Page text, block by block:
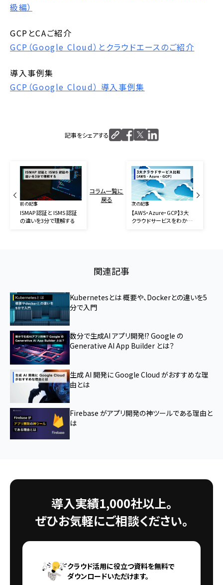
級編）
GCPとCAご紹介
GCP（Google Cloud）とクラウドエースのご紹介
導入事例集
GCP（Google Cloud） 導入事例集
記事をシェアする
前の記事
ISMAP 認証と ISMS 認証
の違いを3分で理解する
コラム一覧に
戻る
次の記事
【AWS・Azure・GCP】3大
クラウドサービスをわかり
関連記事
Kubernetesとは 概要や、Dockerとの違いを5
分で入門
数分で生成AI アプリ開発!? Google の
Generative AI App Builder とは？
生成 AI 開発に Google Cloud がおすすめな理
由とは
Firebase がアプリ開発の神ツールである理由と
は
導入実績1,000社以上。
ぜひお気軽にご相談ください。
クラウド活用に役立つ資料を無料で
ダウンロードいただけます。